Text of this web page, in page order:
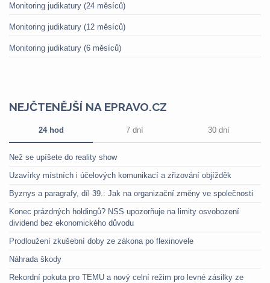
Monitoring judikatury (24 měsíců)
Monitoring judikatury (12 měsíců)
Monitoring judikatury (6 měsíců)
NEJČTENĚJŠÍ NA EPRAVO.CZ
24 hod 7 dní 30 dní
Než se upíšete do reality show
Uzavírky místních i účelových komunikací a zřizování objížděk
Byznys a paragrafy, díl 39.: Jak na organizační změny ve společnosti
Konec prázdných holdingů? NSS upozorňuje na limity osvobození
dividend bez ekonomického důvodu
Prodloužení zkušební doby ze zákona po flexinovele
Náhrada škody
Rekordní pokuta pro TEMU a nový celní režim pro levné zásilky ze